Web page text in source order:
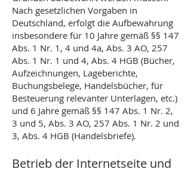
Nach gesetzlichen Vorgaben in
Deutschland, erfolgt die Aufbewahrung
insbesondere für 10 Jahre gemäß §§ 147
Abs. 1 Nr. 1, 4 und 4a, Abs. 3 AO, 257
Abs. 1 Nr. 1 und 4, Abs. 4 HGB (Bücher,
Aufzeichnungen, Lageberichte,
Buchungsbelege, Handelsbücher, für
Besteuerung relevanter Unterlagen, etc.)
und 6 Jahre gemäß §§ 147 Abs. 1 Nr. 2,
3 und 5, Abs. 3 AO, 257 Abs. 1 Nr. 2 und
3, Abs. 4 HGB (Handelsbriefe).
Betrieb der Internetseite und